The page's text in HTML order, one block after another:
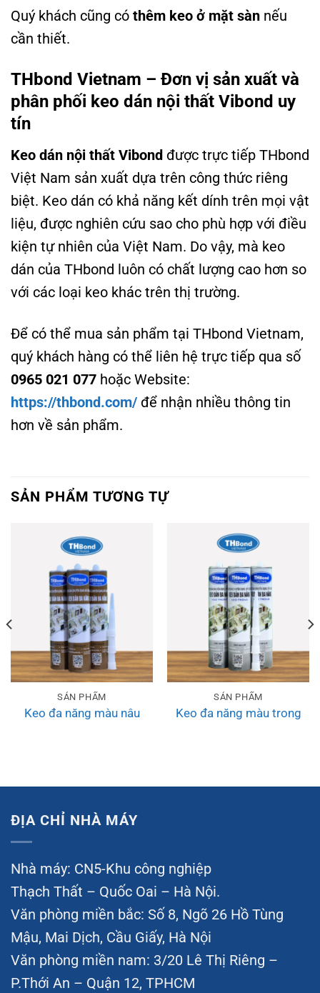
Quý khách cũng có thêm keo ở mặt sàn nếu
cần thiết.
THbond Vietnam – Đơn vị sản xuất và
phân phối keo dán nội thất Vibond uy
tín
Keo dán nội thất Vibond được trực tiếp THbond
Việt Nam sản xuất dựa trên công thức riêng
biệt. Keo dán có khả năng kết dính trên mọi vật
liệu, được nghiên cứu sao cho phù hợp với điều
kiện tự nhiên của Việt Nam. Do vậy, mà keo
dán của THbond luôn có chất lượng cao hơn so
với các loại keo khác trên thị trường.
Để có thể mua sản phẩm tại THbond Vietnam,
quý khách hàng có thể liên hệ trực tiếp qua số
0965 021 077 hoặc Website:
https://thbond.com/ để nhận nhiều thông tin
hơn về sản phẩm.
SẢN PHẨM TƯƠNG TỰ
SẢN PHẨM
Keo đa năng màu nâu
SẢN PHẨM
Keo đa năng màu trong
ĐỊA CHỈ NHÀ MÁY
Nhà máy: CN5-Khu công nghiệp
Thạch Thất – Quốc Oai – Hà Nội.
Văn phòng miền bắc: Số 8, Ngõ 26 Hồ Tùng
Mậu, Mai Dịch, Cầu Giấy, Hà Nội
Văn phòng miền nam: 3/20 Lê Thị Riêng –
P.Thới An – Quận 12, TPHCM